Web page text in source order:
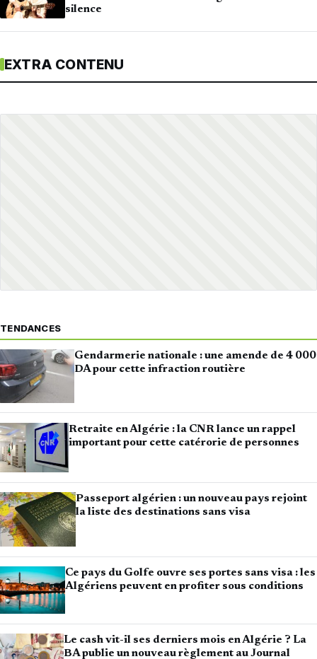
silence
EXTRA CONTENU
TENDANCES
Gendarmerie nationale : une amende de 4 000
DA pour cette infraction routière
Retraite en Algérie : la CNR lance un rappel
important pour cette catérorie de personnes
Passeport algérien : un nouveau pays rejoint
la liste des destinations sans visa
Ce pays du Golfe ouvre ses portes sans visa : les
Algériens peuvent en profiter sous conditions
Le cash vit-il ses derniers mois en Algérie ? La
BA publie un nouveau règlement au Journal